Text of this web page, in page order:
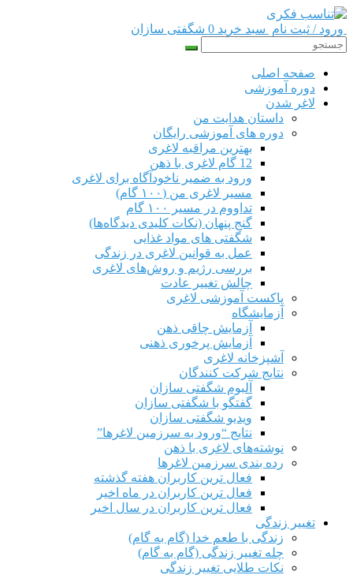
ورود / ثبت نام سبد خرید 0 شگفتی سازان
صفحه اصلی
دوره‌ آموزشی
لاغر شدن
داستان هدایت من
دوره های آموزشی رایگان
بهترین مراقبه لاغری
12 گام لاغری با ذهن
ورود به ضمیر ناخودآگاه برای لاغری
مسیر لاغری من (۱۰۰ گام)
تداووم در مسیر ۱۰۰ گام
گنج پنهان (نکات کلیدی دیدگاه‌ها)
شگفتی های مواد غذایی
عمل به قوانین لاغری در زندگی
بررسی رژیم‌ و روش‌های لاغری
چالش تغییر عادت
پاکست آموزشی لاغری
آزمایشگاه
آزمایش چاقی ذهن
آزمایش پرخوری ذهنی
آشپزخانه لاغری
نتایج شرکت کنندگان
آلبوم شگفتی سازان
گفتگو با شگفتی سازان
ویدیو شگفتی سازان
نتایج “ورود به سرزمین لاغرها”
نوشته‌های لاغری با ذهن
رده بندی سرزمین لاغرها
فعال ترین کاربران هفته گذشته
فعال ترین کاربران در ماه اخیر
فعال ترین کاربران در سال اخیر
تغییر زندگی
زندگی با طعم خدا (گام به گام)
چله تغییر زندگی (گام به گام)
نکات طلایی تغییر زندگی